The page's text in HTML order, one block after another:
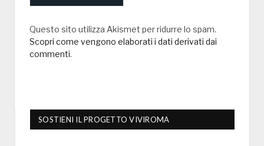
Questo sito utilizza Akismet per ridurre lo spam.
Scopri come vengono elaborati i dati derivati dai
commenti.
SOSTIENI IL PROGETTO VIVIROMA